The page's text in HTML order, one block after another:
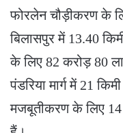
फोरलेन चौड़ीकरण के
बिलासपुर में 13.40
के लिए 82 करोड़ 80
पंडरिया मार्ग में 21
मजबूतीकरण के लिए